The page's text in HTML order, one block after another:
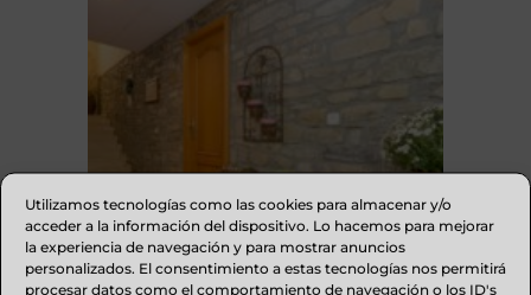
Utilizamos tecnologías como las cookies para almacenar y/o
acceder a la información del dispositivo. Lo hacemos para mejorar
la experiencia de navegación y para mostrar anuncios
personalizados. El consentimiento a estas tecnologías nos permitirá
procesar datos como el comportamiento de navegación o los ID's